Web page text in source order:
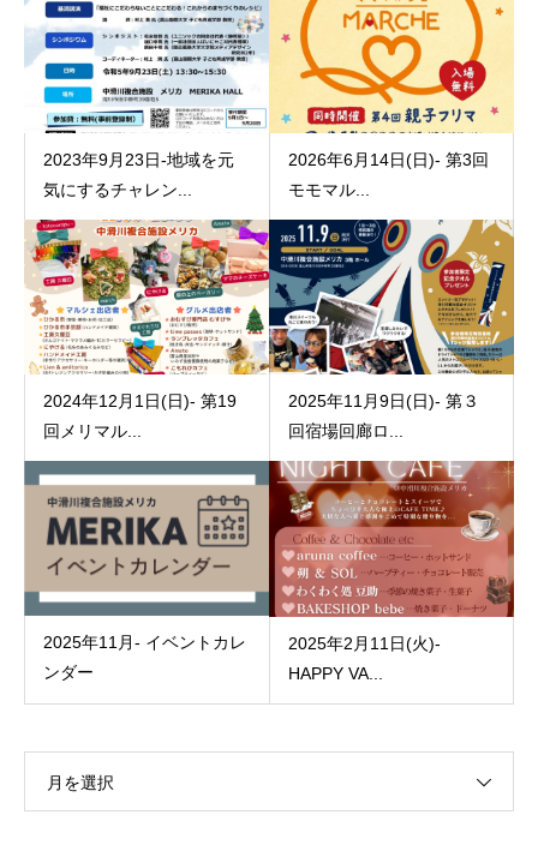
2023年9月23日-地域を元
気にするチャレン...
2026年6月14日(日)- 第3回
モモマル...
2024年12月1日(日)- 第19
回メリマル...
2025年11月9日(日)- 第３
回宿場回廊ロ...
2025年11月- イベントカレ
ンダー
2025年2月11日(火)-
HAPPY VA...
月を選択